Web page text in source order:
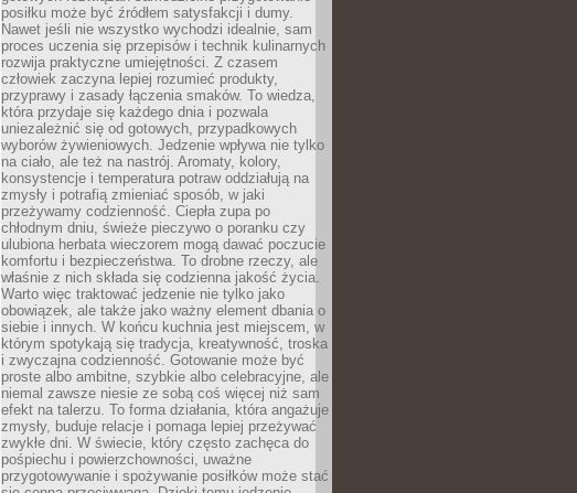
posiłku może być źródłem satysfakcji i dumy.
Nawet jeśli nie wszystko wychodzi idealnie, sam
proces uczenia się przepisów i technik kulinarnych
rozwija praktyczne umiejętności. Z czasem
człowiek zaczyna lepiej rozumieć produkty,
przyprawy i zasady łączenia smaków. To wiedza,
która przydaje się każdego dnia i pozwala
uniezależnić się od gotowych, przypadkowych
wyborów żywieniowych. Jedzenie wpływa nie tylko
na ciało, ale też na nastrój. Aromaty, kolory,
konsystencje i temperatura potraw oddziałują na
zmysły i potrafią zmieniać sposób, w jaki
przeżywamy codzienność. Ciepła zupa po
chłodnym dniu, świeże pieczywo o poranku czy
ulubiona herbata wieczorem mogą dawać poczucie
komfortu i bezpieczeństwa. To drobne rzeczy, ale
właśnie z nich składa się codzienna jakość życia.
Warto więc traktować jedzenie nie tylko jako
obowiązek, ale także jako ważny element dbania o
siebie i innych. W końcu kuchnia jest miejscem, w
którym spotykają się tradycja, kreatywność, troska
i zwyczajna codzienność. Gotowanie może być
proste albo ambitne, szybkie albo celebracyjne, ale
niemal zawsze niesie ze sobą coś więcej niż sam
efekt na talerzu. To forma działania, która angażuje
zmysły, buduje relacje i pomaga lepiej przeżywać
zwykłe dni. W świecie, który często zachęca do
pośpiechu i powierzchowności, uważne
przygotowywanie i spożywanie posiłków może stać